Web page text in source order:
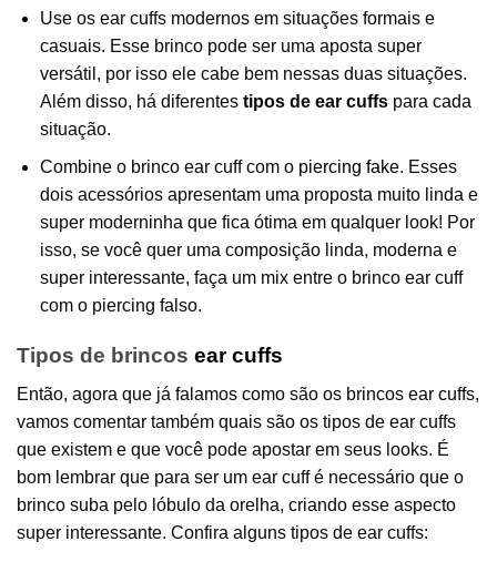
Use os ear cuffs modernos em situações formais e
casuais. Esse brinco pode ser uma aposta super
versátil, por isso ele cabe bem nessas duas situações.
Além disso, há diferentestipos de ear cuffspara cada
situação.
Combine o brinco ear cuff com o piercing fake. Esses
dois acessórios apresentam uma proposta muito linda e
super moderninha que fica ótima em qualquer look! Por
isso, se você quer uma composição linda, moderna e
super interessante, faça um mix entre o brinco ear cuff
com o piercing falso.
Tipos de brincos ear cuffs
Então, agora que já falamos como são os brincos ear cuffs,
vamos comentar também quais são os tipos de ear cuffs
que existem e que você pode apostar em seus looks. É
bom lembrar que para ser um ear cuff é necessário que o
brinco suba pelo lóbulo da orelha, criando esse aspecto
super interessante. Confira alguns tipos de ear cuffs: